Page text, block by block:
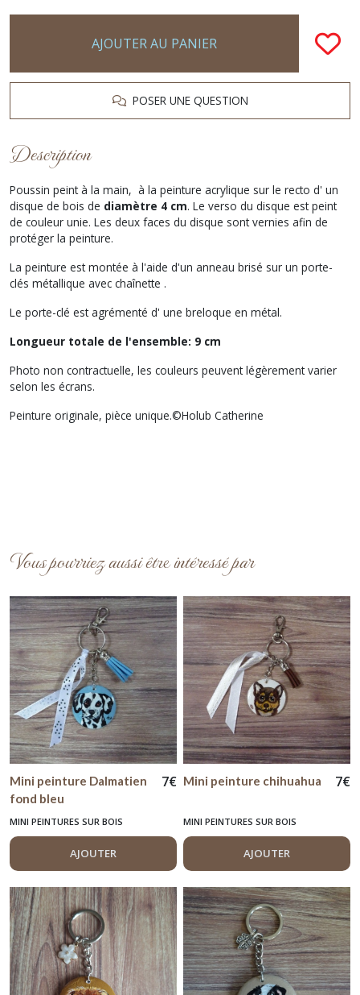
AJOUTER AU PANIER
POSER UNE QUESTION
Description
Poussin peint à la main, à la peinture acrylique sur le recto d' un
disque de bois de diamètre 4 cm. Le verso du disque est peint
de couleur unie. Les deux faces du disque sont vernies afin de
protéger la peinture.
La peinture est montée à l'aide d'un anneau brisé sur un porte-
clés métallique avec chaînette .
Le porte-clé est agrémenté d' une breloque en métal.
Longueur totale de l'ensemble: 9 cm
Photo non contractuelle, les couleurs peuvent légèrement varier
selon les écrans.
Peinture originale, pièce unique.©Holub Catherine
Vous pourriez aussi être intéressé par
Mini peinture Dalmatien
fond bleu
7€
MINI PEINTURES SUR BOIS
AJOUTER
Mini peinture chihuahua 7€
MINI PEINTURES SUR BOIS
AJOUTER